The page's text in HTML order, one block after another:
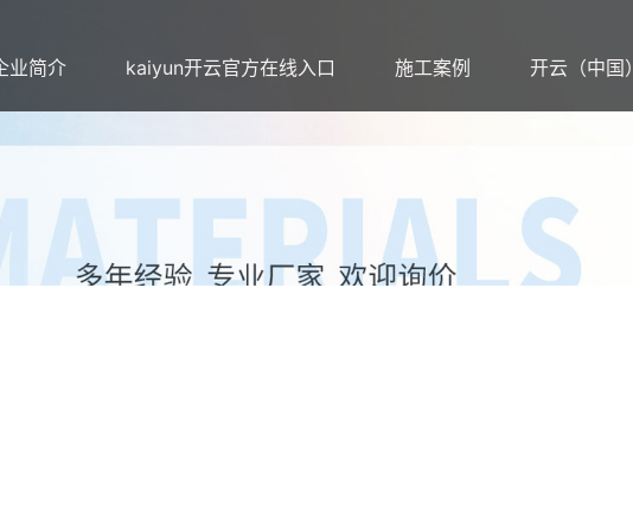
业简介 kaiyun开云官方在线入口 施工案例 开云（中国）